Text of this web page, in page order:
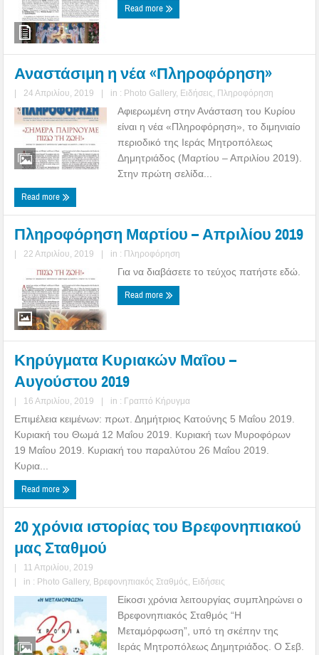
Read more
Αναστάσιμη η νέα «Πληροφόρηση»
| 24 Απριλίου, 2019 | in : Photo Gallery, Ειδήσεις Πληροφόρηση
Αφιερωμένη στην Ανάσταση του Κυρίου
είναι η νέα «Πληροφόρηση», το διμηνιαίο
περιοδικό της Ιεράς Μητροπόλεως
Δημητριάδος (Μαρτίου – Απριλίου 2019).
Στην πρώτη σελίδα...
Read more
Πληροφόρηση Μαρτίου – Απριλίου 2019
| 22 Απριλίου, 2019 | in : Πληροφόρηση
Για να διαβάσετε το τεύχος πατήστε εδώ.
Read more
Κηρύγματα Κυριακών Μαΐου –
Αυγούστου 2019
| 16 Απριλίου, 2019 | in : Γραπτό Κήρυγμα
Επιμέλεια κειμένων: πρωτ. Δημήτριος Κατούνης 5 Μαΐου 2019.
Κυριακή του Θωμά 12 Μαΐου 2019. Κυριακή των Μυροφόρων
19 Μαΐου 2019. Κυριακή του παραλύτου 26 Μαΐου 2019.
Κυρια...
Read more
20 χρόνια ιστορίας του Βρεφονηπιακού
μας Σταθμού
|
11 Απριλίου, 2019
|
in : Photo Gallery, Βρεφονηπιακός Σταθμός Ειδήσεις
Είκοσι χρόνια λειτουργίας συμπληρώνει ο
Βρεφονηπιακός Σταθμός “Η
Μεταμόρφωση”, υπό τη σκέπην της
Ιεράς Μητροπόλεως Δημητριάδος. Ο Σεβ.